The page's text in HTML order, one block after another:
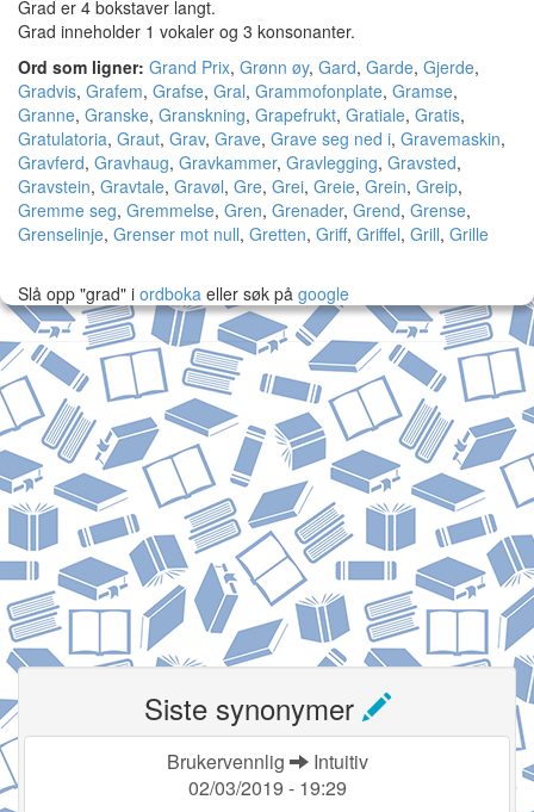
Grad er 4 bokstaver langt.
Grad inneholder 1 vokaler og 3 konsonanter.
Ord som ligner: Grand Prix, Grønn øy, Gard, Garde, Gjerde,
Gradvis, Grafem, Grafse, Gral, Grammofonplate, Gramse,
Granne, Granske, Granskning, Grapefrukt, Gratiale, Gratis,
Gratulatoria, Graut, Grav, Grave, Grave seg ned i, Gravemaskin,
Gravferd, Gravhaug, Gravkammer, Gravlegging, Gravsted,
Gravstein, Gravtale, Gravøl, Gre, Grei, Greie, Grein, Greip,
Gremme seg, Gremmelse, Gren, Grenader, Grend, Grense,
Grenselinje, Grenser mot null, Gretten, Griff, Griffel, Grill, Grille
Slå opp "grad" i ordboka eller søk på google
Siste synonymer
Brukervennlig
Intuitiv
02/03/2019 - 19:29